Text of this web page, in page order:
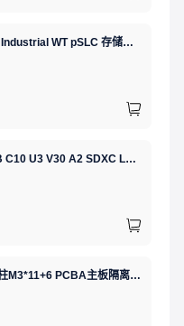
工业级宽温 16GB TF卡 Industrial WT pSLC 存储卡 MICRO SD LDPC纠错 PE 30K 无人机、行车记录仪、安防监控适配
SD卡 工业级 TLC 64GB C10 U3 V30 A2 SDXC LDPC纠错 PE 3K 无人机、行车记录仪、安防监控适配
新宏辉达 单通头六角铜柱M3*11+6 PCBA主板隔离螺柱